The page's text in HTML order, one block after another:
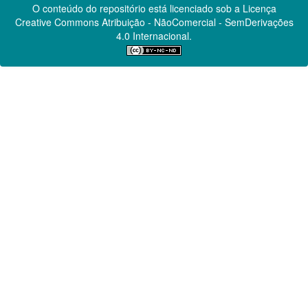
O conteúdo do repositório está licenciado sob a Licença
Creative CommonsAtribuição - NãoComercial - SemDerivações
4.0 Internacional.